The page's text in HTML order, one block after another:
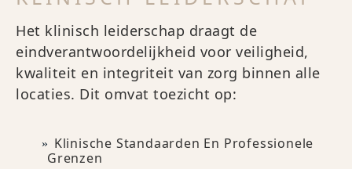
Het klinisch leiderschap draagt de
eindverantwoordelijkheid voor veiligheid,
kwaliteit en integriteit van zorg binnen alle
locaties. Dit omvat toezicht op:
Klinische Standaarden En Professionele
Grenzen